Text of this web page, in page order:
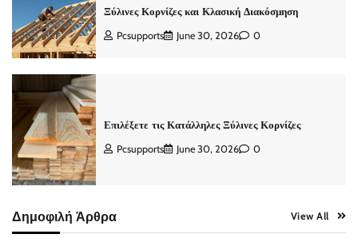
Ξύλινες Κορνίζες και Κλασική Διακόσμηση
Pcsupports June 30, 2026 0
Επιλέξετε τις Κατάλληλες Ξύλινες Κορνίζες
Pcsupports June 30, 2026 0
Δημοφιλή Άρθρα View All